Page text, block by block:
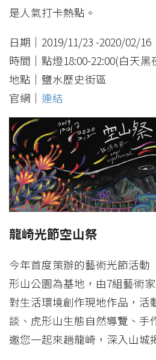
是人氣打卡熱點。
日期｜2019/11/23 -2020/02/16
時間｜點燈18:00-22:00(白天
地點｜鹽水歷史街區
官網｜ 連結
龍崎光節空山祭
今年首度策辦的藝術光節活動
形山公園為基地，由7組藝術
對生活環境創作現地作品，活
談、虎形山生態自然導覽、手
邀您一起來趟龍崎，深入山城